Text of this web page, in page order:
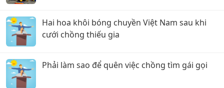
Hai hoa khôi bóng chuyền Việt Nam sau khi
cưới chồng thiếu gia
Phải làm sao để quên việc chồng tìm gái gọi